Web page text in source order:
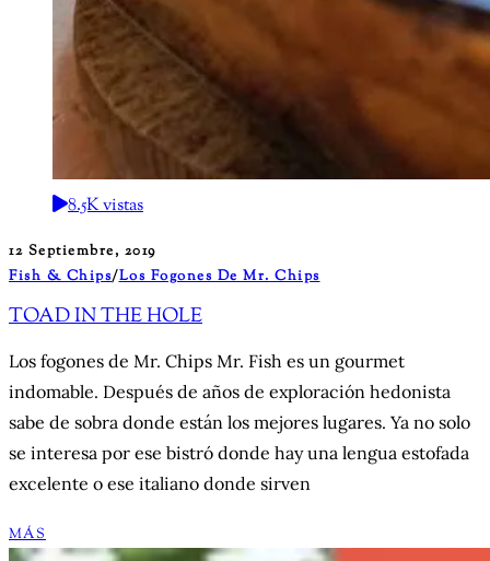
8.5K vistas
12 Septiembre, 2019
Fish & Chips/Los Fogones De Mr. Chips
TOAD IN THE HOLE
Los fogones de Mr. Chips Mr. Fish es un gourmet
indomable. Después de años de exploración hedonista
sabe de sobra donde están los mejores lugares. Ya no solo
se interesa por ese bistró donde hay una lengua estofada
excelente o ese italiano donde sirven
MÁS